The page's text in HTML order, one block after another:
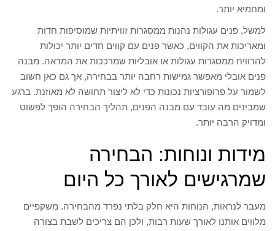
ומחמיא יותר.
למשל, פנים עגולות נהנות ממסגרות זוויתיות שמוסיפות חדות
ומאריכות את הקווים, כאשר פנים עם קווים חדים יותר יכולות
להרוויח ממסגרות עגולות או אובליות שמרככות את המראה. מבנה
פנים אובלי מאפשר גמישות רחבה יותר בבחירה, אך גם כאן חשוב
לשמור על פרופורציות נכונות כדי לא ליצור תחושה לא מאוזנת. ברגע
שמבינים מה עובד עם מבנה הפנים, תהליך הבחירה הופך לפשוט
ומדויק הרבה יותר.
מידות ונוחות: הבחירה
שמרגישים לאורך כל היום
מעבר לנראות, הנוחות היא חלק בלתי נפרד מהבחירה. משקפיים
מלווים אותנו לאורך שעות רבות, ולכן הם צריכים לשבת בצורה